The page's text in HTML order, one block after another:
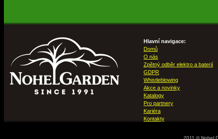
Hlavní navigace:
Domů
O nás
Zpětný odběr elektro a baterií
GDPR
Whistleblowing
Akce a novinky
Katalogy
Pro partnery
Kariéra
Kontakty